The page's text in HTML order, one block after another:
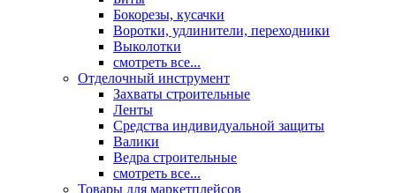
Бокорезы, кусачки
Воротки, удлинители, переходники
Выколотки
смотреть все...
Отделочный инструмент
Захваты строительные
Ленты
Средства индивидуальной защиты
Валики
Ведра строительные
смотреть все...
Товары для маркетплейсов